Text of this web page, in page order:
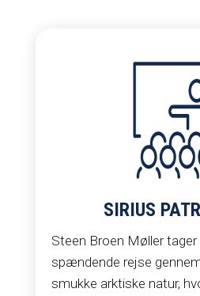
SIRIUS
Steen Broen Møller tager
spændende rejse
smukke arktiske natur,